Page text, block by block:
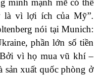
minh mạnh mẽ có thể
là vì lợi ích của Mỹ”.
nói tại Munich:
phần lớn số tiền
vì họ mua vũ khí –
sản xuất quốc phòng ở